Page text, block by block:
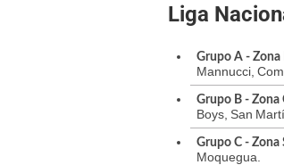
Liga
Grupo A -
Mannucci,
Grupo B - Zona
Boys, San
Grupo C - Zona
Moquegua.